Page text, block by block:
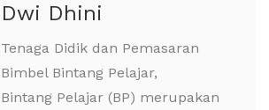
Dwi Dhini
Tenaga Didik dan Pemasaran
Bimbel Bintang Pelajar,
Bintang Pelajar (BP) merupakan